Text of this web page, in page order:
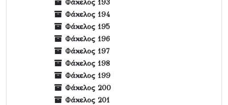
Φάκελος 193
Φάκελος 194
Φάκελος 195
Φάκελος 196
Φάκελος 197
Φάκελος 198
Φάκελος 199
Φάκελος 200
Φάκελος 201